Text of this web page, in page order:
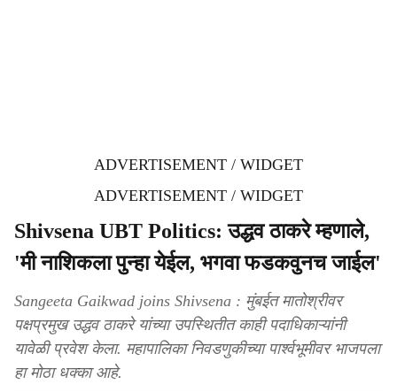
ADVERTISEMENT / WIDGET
ADVERTISEMENT / WIDGET
Shivsena UBT Politics: उद्धव ठाकरे म्हणाले,
'मी नाशिकला पुन्हा येईल, भगवा फडकवुनच जाईल'
Sangeeta Gaikwad joins Shivsena : मुंबईत मातोश्रीवर
पक्षप्रमुख उद्धव ठाकरे यांच्या उपस्थितीत काही पदाधिकाऱ्यांनी
यावेळी प्रवेश केला. महापालिका निवडणुकीच्या पार्श्वभूमीवर भाजपला
हा मोठा धक्का आहे.